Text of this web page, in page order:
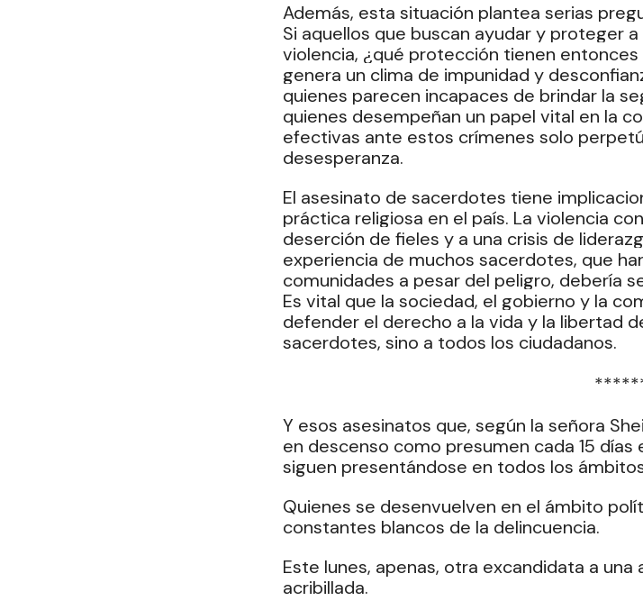
Además, esta situación plantea serias
Si aquellos que buscan ayudar y proteger
violencia, ¿qué protección tienen
genera un clima de impunidad y
quienes parecen incapaces de brindar la
quienes desempeñan un papel vital en la
efectivas ante estos crímenes solo
desesperanza.
El asesinato de sacerdotes tiene
práctica religiosa en el país. La violencia
deserción de fieles y a una crisis de
experiencia de muchos sacerdotes, que
comunidades a pesar del peligro, debería
Es vital que la sociedad, el gobierno y la
defender el derecho a la vida y la libertad
sacerdotes, sino a todos los ciudadanos.
Y esos asesinatos que, según la señora
en descenso como presumen cada 15 días
siguen presentándose en todos los
Quienes se desenvuelven en el ámbito
constantes blancos de la delincuencia.
Este lunes, apenas, otra excandidata a una
acribillada.